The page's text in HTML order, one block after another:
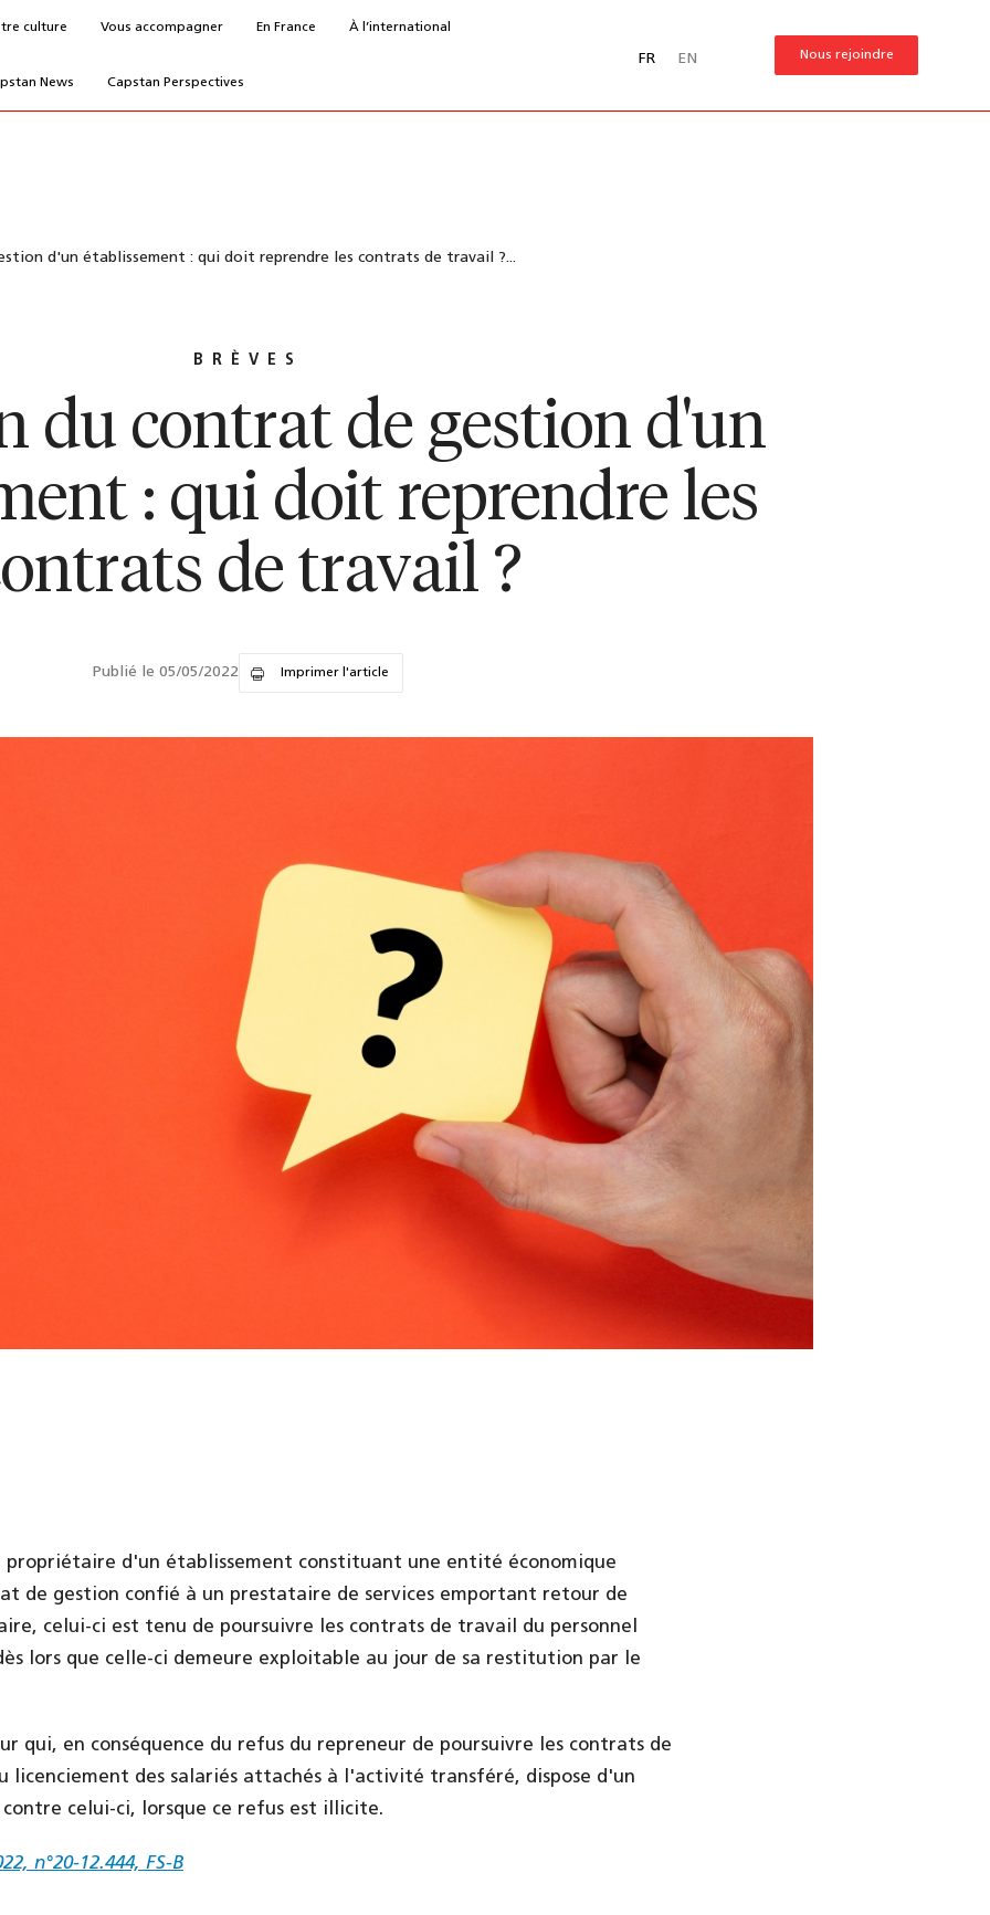
culture Vous accompagner En France À l’international
News Capstan Perspectives
FR EN Nous rejoindre
d'un établissement : qui doit reprendre les contrats de travail ?...
BRÈVES
du contrat de gestion d'un
: qui doit reprendre les
de travail ?
Publié le 05/05/2022 Imprimer l'article
propriétaire d'un établissement constituant une entité économique
de gestion confié à un prestataire de services emportant retour de
celui-ci est tenu de poursuivre les contrats de travail du personnel
lors que celle-ci demeure exploitable au jour de sa restitution par le
qui, en conséquence du refus du repreneur de poursuivre les contrats de
licenciement des salariés attachés à l'activité transféré, dispose d'un
celui-ci, lorsque ce refus est illicite.
n°20-12.444, FS-B